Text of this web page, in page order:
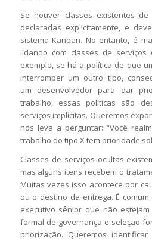
Se houver classes existentes
declaradas explicitamente, e
sistema Kanban. No entanto, é
lidando com classes de serviços
exemplo, se há a política de que
interromper um outro tipo,
um desenvolvedor para dar
trabalho, essas políticas são
serviços implícitas. Queremos
nos leva a perguntar: “Você
trabalho do tipo X tem prioridade
Classes de serviços ocultas
mas alguns itens recebem o
Muitas vezes isso acontece por
ou o destino da entrega. É
executivo sênior que não
formal de governança e seleção
priorização. Queremos